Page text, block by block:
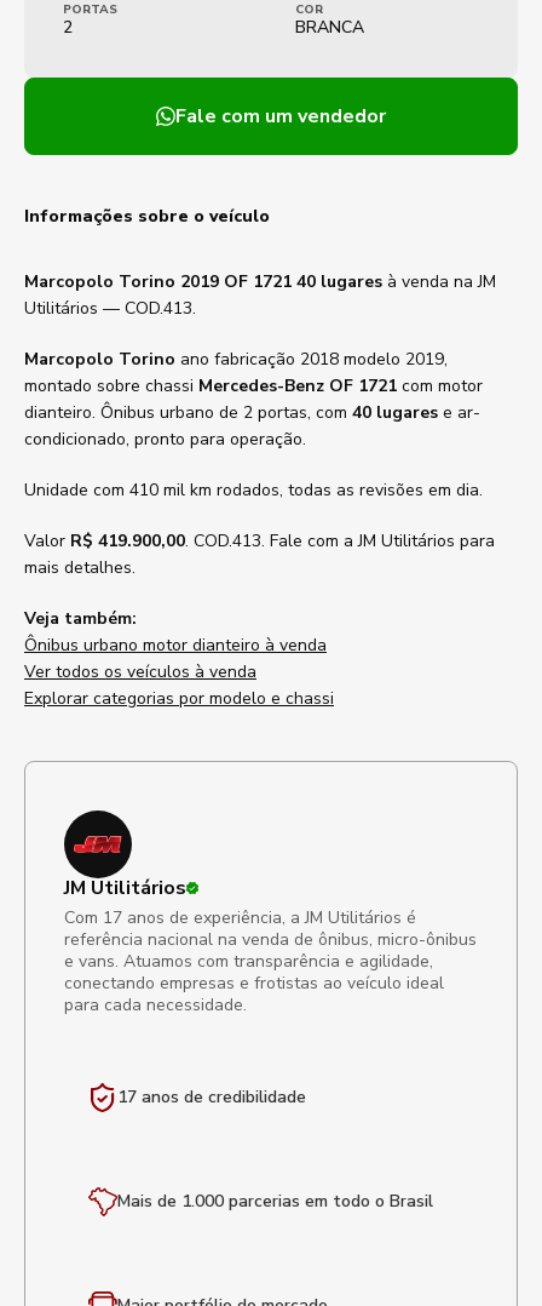
PORTAS
2
COR
BRANCA
Fale com um vendedor
Informações sobre o veículo
Marcopolo Torino 2019 OF 1721 40 lugares à venda na JM
Utilitários — COD.413.
Marcopolo Torino ano fabricação 2018 modelo 2019,
montado sobre chassi Mercedes-Benz OF 1721 com motor
dianteiro. Ônibus urbano de 2 portas, com 40 lugares e ar-
condicionado, pronto para operação.
Unidade com 410 mil km rodados, todas as revisões em dia.
Valor R$ 419.900,00. COD.413. Fale com a JM Utilitários para
mais detalhes.
Veja também:
Ônibus urbano motor dianteiro à venda
Ver todos os veículos à venda
Explorar categorias por modelo e chassi
JM Utilitários
Com 17 anos de experiência, a JM Utilitários é
referência nacional na venda de ônibus, micro-ônibus
e vans. Atuamos com transparência e agilidade,
conectando empresas e frotistas ao veículo ideal
para cada necessidade.
17 anos de credibilidade
Mais de 1.000 parcerias em todo o Brasil